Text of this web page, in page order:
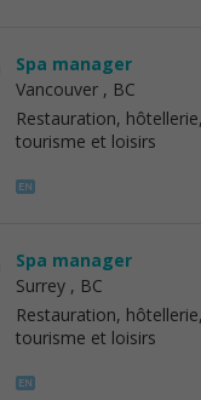
Spa manager
Vancouver , BC
Restauration, hôtellerie,
tourisme et loisirs
Spa manager
Surrey , BC
Restauration, hôtellerie,
tourisme et loisirs